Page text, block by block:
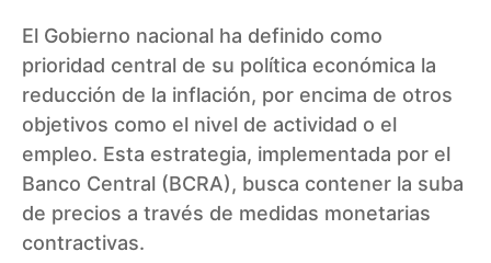
El Gobierno nacional ha definido como
prioridad central de su política económica la
reducción de la inflación, por encima de otros
objetivos como el nivel de actividad o el
empleo. Esta estrategia, implementada por el
Banco Central (BCRA), busca contener la suba
de precios a través de medidas monetarias
contractivas.